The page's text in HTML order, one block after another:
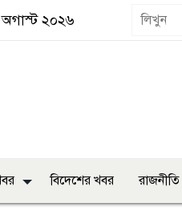
অগাস্ট ২০২৬
বিদেশের খবর রাজনীতি